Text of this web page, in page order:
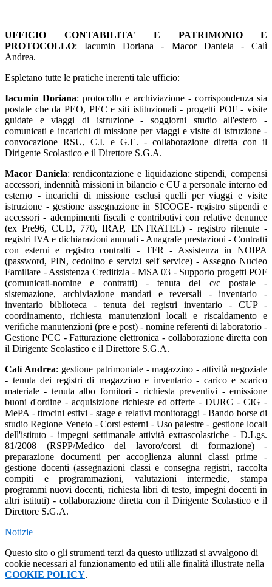
UFFICIO CONTABILITA' E PATRIMONIO E
PROTOCOLLO: Iacumin Doriana - Macor Daniela - Calì
Andrea.
Espletano tutte le pratiche inerenti tale ufficio:
Iacumin Doriana: protocollo e archiviazione - corrispondenza sia
postale che da PEO, PEC e siti istituzionali - progetti POF - visite
guidate e viaggi di istruzione - soggiorni studio all'estero -
comunicati e incarichi di missione per viaggi e visite di istruzione -
convocazione RSU, C.I. e G.E. - collaborazione diretta con il
Dirigente Scolastico e il Direttore S.G.A.
Macor Daniela: rendicontazione e liquidazione stipendi, compensi
accessori, indennità missioni in bilancio e CU a personale interno ed
esterno - incarichi di missione esclusi quelli per viaggi e visite
istruzione - gestione assegnazione in SICOGE- registro stipendi e
accessori - adempimenti fiscali e contributivi con relative denunce
(ex Pre96, CUD, 770, IRAP, ENTRATEL) - registro ritenute -
registri IVA e dichiarazioni annuali - Anagrafe prestazioni - Contratti
con esterni e registro contratti - TFR - Assistenza in NOIPA
(password, PIN, cedolino e servizi self service) - Assegno Nucleo
Familiare - Assistenza Creditizia - MSA 03 - Supporto progetti POF
(comunicati-nomine e contratti) - tenuta del c/c postale -
sistemazione, archiviazione mandati e reversali - inventario -
inventario biblioteca - tenuta dei registri inventario - CUP -
coordinamento, richiesta manutenzioni locali e riscaldamento e
verifiche manutenzioni (pre e post) - nomine referenti di laboratorio -
Gestione PCC - Fatturazione elettronica - collaborazione diretta con
il Dirigente Scolastico e il Direttore S.G.A.
Calì Andrea: gestione patrimoniale - magazzino - attività negoziale
- tenuta dei registri di magazzino e inventario - carico e scarico
materiale - tenuta albo fornitori - richiesta preventivi - emissione
buoni d'ordine - acquisizione richieste ed offerte - DURC - CIG -
MePA - tirocini estivi - stage e relativi monitoraggi - Bando borse di
studio Regione Veneto - Corsi esterni - Uso palestre - gestione locali
dell'istituto - impegni settimanale attività extrascolastiche - D.Lgs.
81/2008 (RSPP/Medico del lavoro/corsi di formazione) -
preparazione documenti per accoglienza alunni classi prime -
gestione docenti (assegnazioni classi e consegna registri, raccolta
compiti e programmazioni, valutazioni intermedie, stampa
programmi nuovi docenti, richiesta libri di testo, impegni docenti in
altri istituti) - collaborazione diretta con il Dirigente Scolastico e il
Direttore S.G.A.
Notizie
Questo sito o gli strumenti terzi da questo utilizzati si avvalgono di
cookie necessari al funzionamento ed utili alle finalità illustrate nella
COOKIE POLICY.